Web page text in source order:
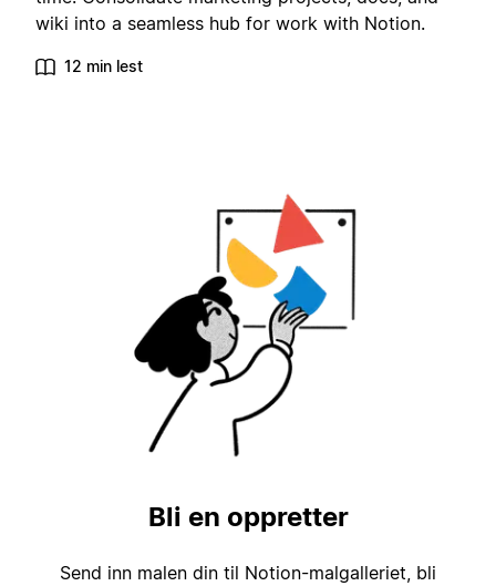
wiki into a seamless hub for work with Notion.
12 min lest
Bli en oppretter
Send inn malen din til Notion-malgalleriet, bli